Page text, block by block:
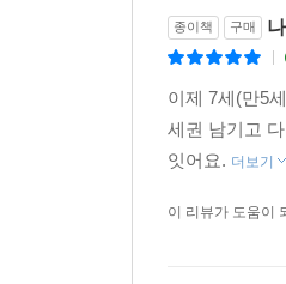
종이책 구매
이제 7세(만5
세권 남기고
잇어요. 더보기
이 리뷰가 도움이